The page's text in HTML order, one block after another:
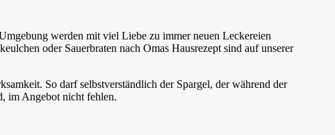
werden mit viel Liebe zu immer neuen Leckereien
oder Sauerbraten nach Omas Hausrezept sind auf unserer
So darf selbstverständlich der Spargel, der während der
im Angebot nicht fehlen.